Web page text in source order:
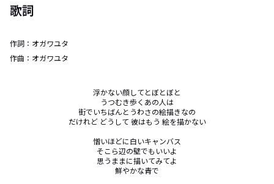
歌詞
作詞： オガワユタ
作曲： オガワユタ
浮かない顔してとぼとぼと
うつむき歩くあの人は
街でいちばんとうわさの絵描きなの
だけれど どうして 彼はもう 絵を描かない
憎いほどに白いキャンバス
そこら辺の壁でもいいよ
思うままに描いてみてよ
鮮やかな青で